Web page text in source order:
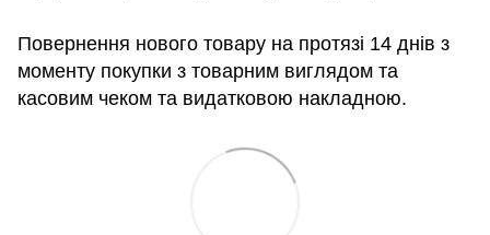
Повернення нового товару на протязі 14 днів з
моменту покупки з товарним виглядом та
касовим чеком та видатковою накладною.